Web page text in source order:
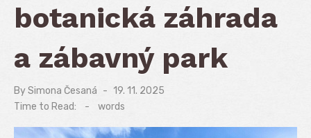
botanická záhrada
a zábavný park
BySimona Česaná
Posted
on
19. 11. 2025
Time to Read:
- words